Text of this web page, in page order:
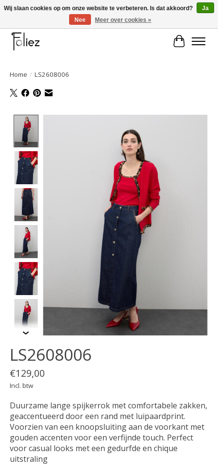
Large selection of products and fast shipping!
Home / LS2608006
LS2608006
€129,00
Incl. btw
Duurzame lange spijkerrok met comfortabele zakken,
geaccentueerd door een rand met luipaardprint.
Voorzien van een knoopsluiting aan de voorkant met
gouden accenten voor een verfijnde touch. Perfect
voor casual looks met een gedurfde en chique
uitstraling
Wij slaan cookies op om onze website te verbeteren. Is dat akkoord?
Ja
Nee
Meer over cookies »